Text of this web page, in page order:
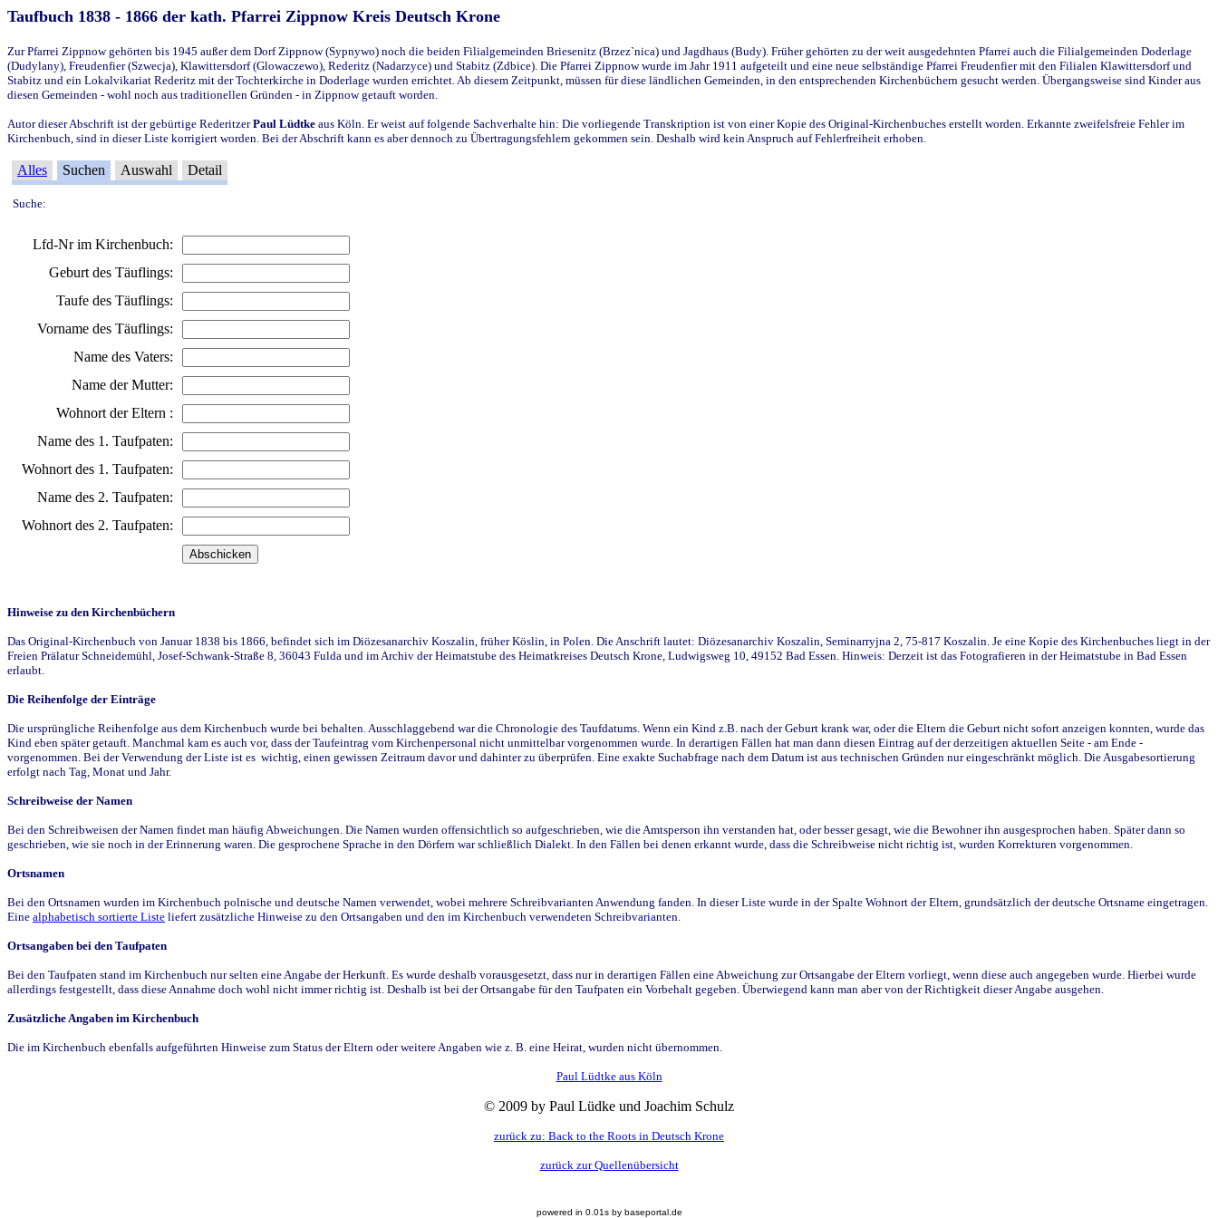
Taufbuch 1838 - 1866 der kath. Pfarrei Zippnow Kreis Deutsch Krone
Zur Pfarrei Zippnow gehörten bis 1945 außer dem Dorf Zippnow (Sypnywo) noch die beiden Filialgemeinden Briesenitz (Brzez`nica) und Jagdhaus (Budy). Früher gehörten zu der weit ausgedehnten Pfarrei auch die Filialgemeinden Doderlage
(Dudylany), Freudenfier (Szwecja), Klawittersdorf (Glowaczewo), Rederitz (Nadarzyce) und Stabitz (Zdbice). Die Pfarrei Zippnow wurde im Jahr 1911 aufgeteilt und eine neue selbständige Pfarrei Freudenfier mit den Filialen Klawittersdorf und
Stabitz und ein Lokalvikariat Rederitz mit der Tochterkirche in Doderlage wurden errichtet. Ab diesem Zeitpunkt, müssen für diese ländlichen Gemeinden, in den entsprechenden Kirchenbüchern gesucht werden. Übergangsweise sind Kinder aus
diesen Gemeinden - wohl noch aus traditionellen Gründen - in Zippnow getauft worden.
Autor dieser Abschrift ist der gebürtige RederitzerPaul Lüdtke aus Köln. Er weist auf folgende Sachverhalte hin: Die vorliegende Transkription ist von einer Kopie des Original-Kirchenbuches erstellt worden. Erkannte zweifelsfreie Fehler im
Kirchenbuch, sind in dieser Liste korrigiert worden. Bei der Abschrift kann es aber dennoch zu Übertragungsfehlern gekommen sein. Deshalb wird kein Anspruch auf Fehlerfreiheit erhoben.
Alles Suchen Auswahl Detail
Suche:
Lfd-Nr im Kirchenbuch:
Geburt des Täuflings:
Taufe des Täuflings:
Vorname des Täuflings:
Name des Vaters:
Name der Mutter:
Wohnort der Eltern :
Name des 1. Taufpaten:
Wohnort des 1. Taufpaten:
Name des 2. Taufpaten:
Wohnort des 2. Taufpaten:
Hinweise zu den Kirchenbüchern
Das Original-Kirchenbuch von Januar 1838 bis 1866, befindet sich im Diözesanarchiv Koszalin, früher Köslin, in Polen. Die Anschrift lautet: Diözesanarchiv Koszalin, Seminarryjna 2, 75-817 Koszalin. Je eine Kopie des Kirchenbuches liegt in der
Freien Prälatur Schneidemühl, Josef-Schwank-Straße 8, 36043 Fulda und im Archiv der Heimatstube des Heimatkreises Deutsch Krone, Ludwigsweg 10, 49152 Bad Essen. Hinweis: Derzeit ist das Fotografieren in der Heimatstube in Bad Essen
erlaubt.
Die Reihenfolge der Einträge
Die ursprüngliche Reihenfolge aus dem Kirchenbuch wurde bei behalten. Ausschlaggebend war die Chronologie des Taufdatums. Wenn ein Kind z.B. nach der Geburt krank war, oder die Eltern die Geburt nicht sofort anzeigen konnten, wurde das
Kind eben später getauft. Manchmal kam es auch vor, dass der Taufeintrag vom Kirchenpersonal nicht unmittelbar vorgenommen wurde. In derartigen Fällen hat man dann diesen Eintrag auf der derzeitigen aktuellen Seite - am Ende -
vorgenommen. Bei der Verwendung der Liste ist es wichtig, einen gewissen Zeitraum davor und dahinter zu überprüfen. Eine exakte Suchabfrage nach dem Datum ist aus technischen Gründen nur eingeschränkt möglich. Die Ausgabesortierung
erfolgt nach Tag, Monat und Jahr.
Schreibweise der Namen
Bei den Schreibweisen der Namen findet man häufig Abweichungen. Die Namen wurden offensichtlich so aufgeschrieben, wie die Amtsperson ihn verstanden hat, oder besser gesagt, wie die Bewohner ihn ausgesprochen haben. Später dann so
geschrieben, wie sie noch in der Erinnerung waren. Die gesprochene Sprache in den Dörfern war schließlich Dialekt. In den Fällen bei denen erkannt wurde, dass die Schreibweise nicht richtig ist, wurden Korrekturen vorgenommen.
Ortsnamen
Bei den Ortsnamen wurden im Kirchenbuch polnische und deutsche Namen verwendet, wobei mehrere Schreibvarianten Anwendung fanden. In dieser Liste wurde in der Spalte Wohnort der Eltern, grundsätzlich der deutsche Ortsname eingetragen.
Eine alphabetisch sortierte Liste liefert zusätzliche Hinweise zu den Ortsangaben und den im Kirchenbuch verwendeten Schreibvarianten.
Ortsangaben bei den Taufpaten
Bei den Taufpaten stand im Kirchenbuch nur selten eine Angabe der Herkunft. Es wurde deshalb vorausgesetzt, dass nur in derartigen Fällen eine Abweichung zur Ortsangabe der Eltern vorliegt, wenn diese auch angegeben wurde. Hierbei wurde
allerdings festgestellt, dass diese Annahme doch wohl nicht immer richtig ist. Deshalb ist bei der Ortsangabe für den Taufpaten ein Vorbehalt gegeben. Überwiegend kann man aber von der Richtigkeit dieser Angabe ausgehen.
Zusätzliche Angaben im Kirchenbuch
Die im Kirchenbuch ebenfalls aufgeführten Hinweise zum Status der Eltern oder weitere Angaben wie z. B. eine Heirat, wurden nicht übernommen.
Paul Lüdtke aus Köln
© 2009 by Paul Lüdke und Joachim Schulz
zurück zu: Back to the Roots in Deutsch Krone
zurück zur Quellenübersicht
powered in 0.01s by baseportal.de